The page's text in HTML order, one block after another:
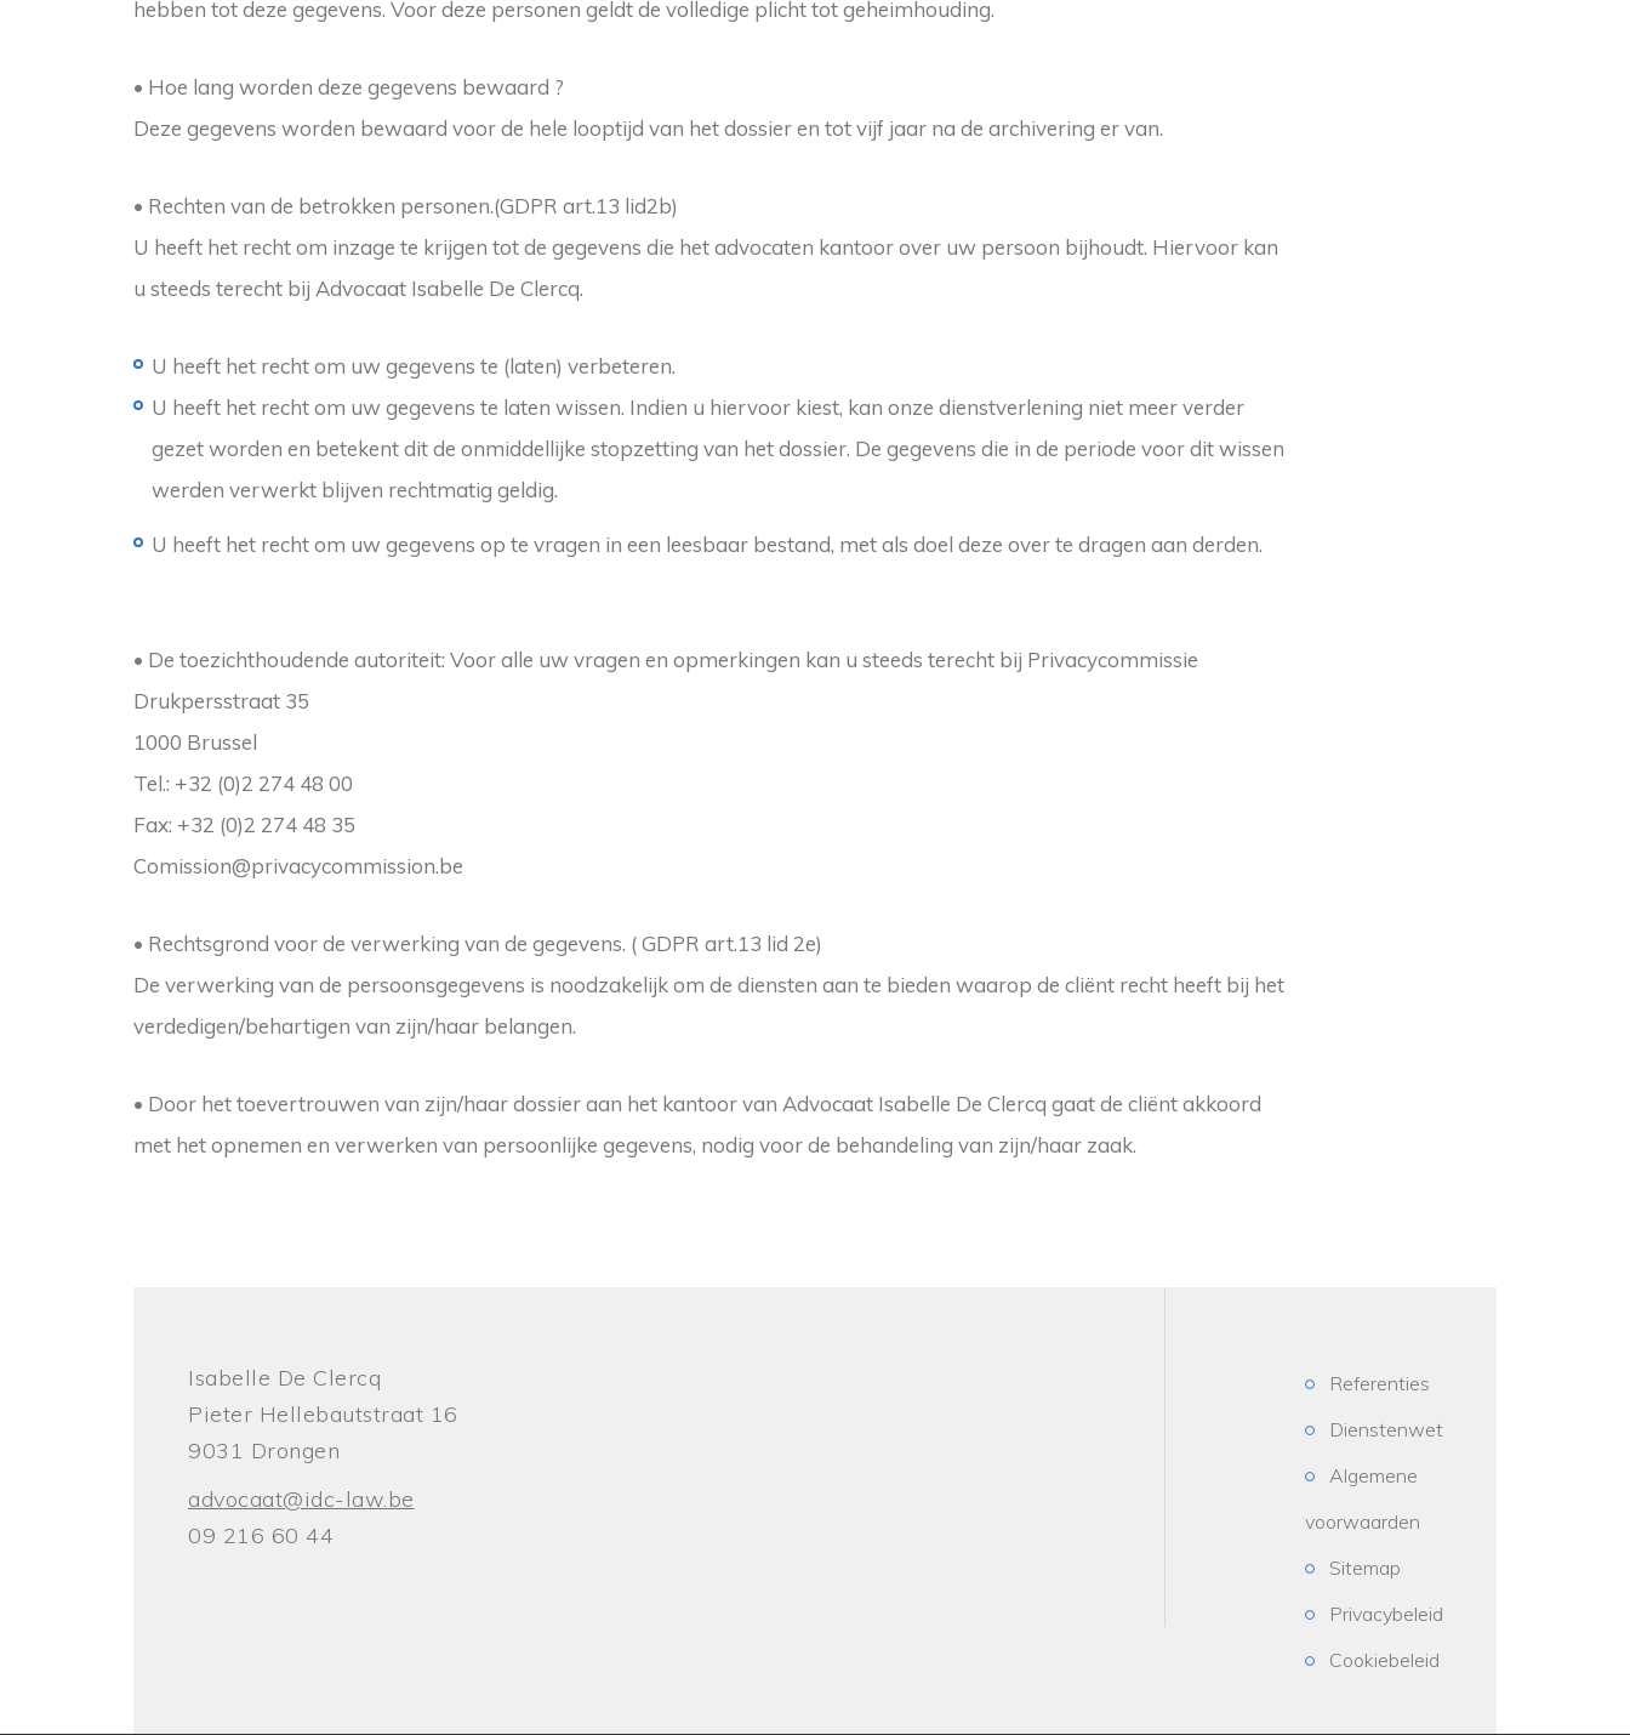
hebben tot deze gegevens. Voor deze personen geldt de volledige plicht tot geheimhouding.
• Hoe lang worden deze gegevens bewaard ?
Deze gegevens worden bewaard voor de hele looptijd van het dossier en tot vijf jaar na de archivering er van.
• Rechten van de betrokken personen.(GDPR art.13 lid2b)
U heeft het recht om inzage te krijgen tot de gegevens die het advocaten kantoor over uw persoon bijhoudt. Hiervoor kan
u steeds terecht bij Advocaat Isabelle De Clercq.
U heeft het recht om uw gegevens te (laten) verbeteren.
U heeft het recht om uw gegevens te laten wissen. Indien u hiervoor kiest, kan onze dienstverlening niet meer verder
gezet worden en betekent dit de onmiddellijke stopzetting van het dossier. De gegevens die in de periode voor dit wissen
werden verwerkt blijven rechtmatig geldig.
U heeft het recht om uw gegevens op te vragen in een leesbaar bestand, met als doel deze over te dragen aan derden.
• De toezichthoudende autoriteit: Voor alle uw vragen en opmerkingen kan u steeds terecht bij Privacycommissie
Drukpersstraat 35
1000 Brussel
Tel.: +32 (0)2 274 48 00
Fax: +32 (0)2 274 48 35
Comission@privacycommission.be
• Rechtsgrond voor de verwerking van de gegevens. ( GDPR art.13 lid 2e)
De verwerking van de persoonsgegevens is noodzakelijk om de diensten aan te bieden waarop de cliënt recht heeft bij het
verdedigen/behartigen van zijn/haar belangen.
• Door het toevertrouwen van zijn/haar dossier aan het kantoor van Advocaat Isabelle De Clercq gaat de cliënt akkoord
met het opnemen en verwerken van persoonlijke gegevens, nodig voor de behandeling van zijn/haar zaak.
Isabelle De Clercq
Pieter Hellebautstraat 16
9031 Drongen
advocaat@idc-law.be
09 216 60 44
Referenties
Dienstenwet
Algemene
voorwaarden
Sitemap
Privacybeleid
Cookiebeleid